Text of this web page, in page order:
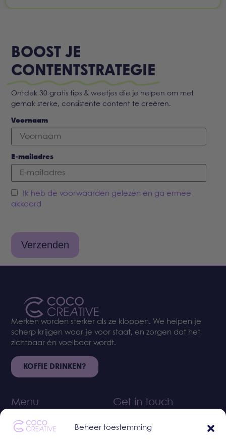
Beheer toestemming
BOOST JE
CONTENTSTRATEGIE
Ontdek 30 gratis tips & weetjes die je helpen om met
gemak sterke, consistente content te creëren.
Voornaam
E-mailadres
Ik heb de voorwaarden gelezen en ga ermee
akkoord
Merken worden sterker als ze kloppen. We helpen je
scherp krijgen waar je voor staat, en zorgen dat het
zichtbaar én voelbaar wordt.
KOFFIE DRINKEN?
Menu
Wat we doen
Get in touch
jori@coco-creative.nl